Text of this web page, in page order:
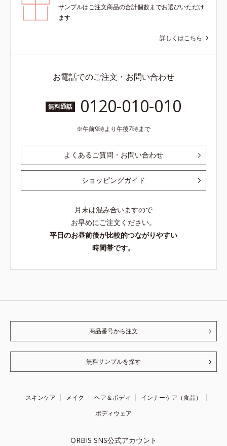
サンプルはご注文商品の合計個数までお選びいただけ
ます
詳しくはこちら
お電話でのご注文・お問い合わせ
無料通話 0120-010-010
午前9時より午後7時まで
よくあるご質問・お問い合わせ
ショッピングガイド
月末は混み合いますので
お早めにご注文ください。
平日のお昼前後が比較的つながりやすい
時間帯です。
商品番号から注文
無料サンプルを探す
スキンケア メイク ヘア＆ボディ
インナーケア（食品）
ボディウェア
ORBIS SNS公式アカウント